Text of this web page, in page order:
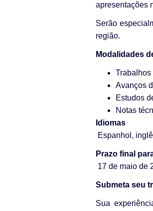
apresentações
Serão
região.
Modalidades
Avanços
Estudos
Notas
Idiomas
Espanhol,
Prazo final
17 de maio de
Submeta seu
Sua